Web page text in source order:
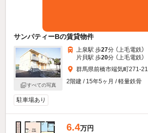
サンパティーBの賃貸物件
すべての写真
上泉駅 歩27分 （上毛電鉄）
片貝駅 歩20分 （上毛電鉄）
群馬県前橋市端気町271-21
2階建 / 15年5ヶ月 / 軽量鉄骨
駐車場あり
6.4万円